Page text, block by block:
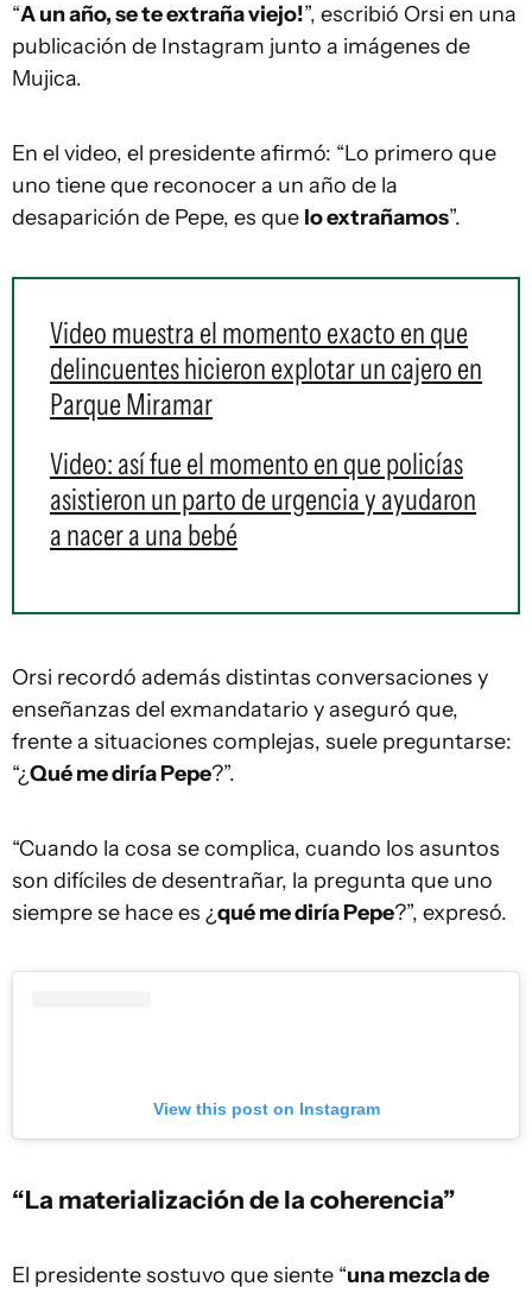
“A un año, se te extraña viejo!”, escribió Orsi en una
publicación de Instagram junto a imágenes de
Mujica.
En el video, el presidente afirmó: “Lo primero que
uno tiene que reconocer a un año de la
desaparición de Pepe, es que lo extrañamos”.
Video muestra el momento exacto en que
delincuentes hicieron explotar un cajero en
Parque Miramar
Video: así fue el momento en que policías
asistieron un parto de urgencia y ayudaron
a nacer a una bebé
Orsi recordó además distintas conversaciones y
enseñanzas del exmandatario y aseguró que,
frente a situaciones complejas, suele preguntarse:
“¿Qué me diría Pepe?”.
“Cuando la cosa se complica, cuando los asuntos
son difíciles de desentrañar, la pregunta que uno
siempre se hace es ¿qué me diría Pepe?”, expresó.
View this post on Instagram
“La materialización de la coherencia”
El presidente sostuvo que siente “una mezcla de